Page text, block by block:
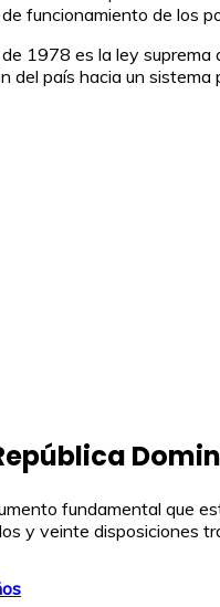
funcionamiento de los
1978 es la ley
del país hacia un
fundamental que
y veinte disposiciones